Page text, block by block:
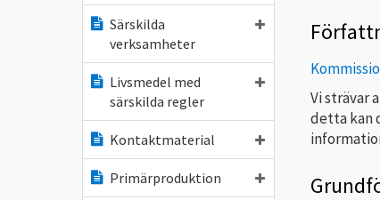
Särskilda
verksamheter
Livsmedel med
särskilda regler
Kontaktmaterial
Primärproduktion
Vi strävar
detta kan